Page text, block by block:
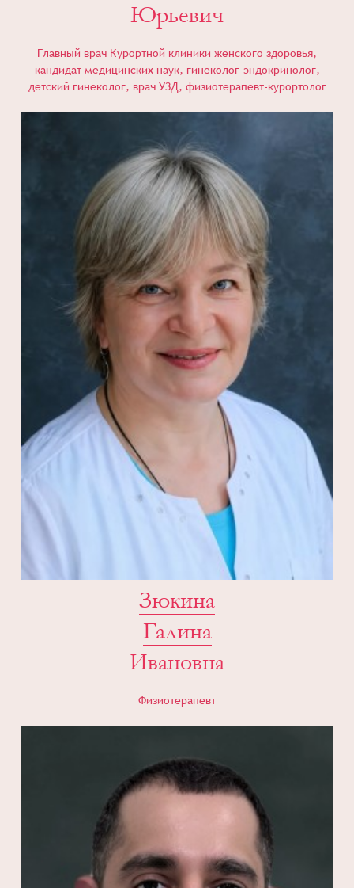
Юрьевич
Главный врач Курортной клиники женского здоровья,
кандидат медицинских наук, гинеколог-эндокринолог,
детский гинеколог, врач УЗД, физиотерапевт-курортолог
Зюкина
Галина
Ивановна
Физиотерапевт